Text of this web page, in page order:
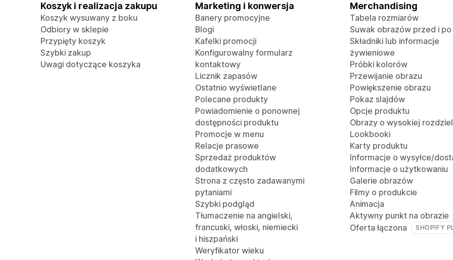
Koszyk i realizacja zakupu
Koszyk wysuwany z boku
Odbiory w sklepie
Przypięty koszyk
Szybki zakup
Uwagi dotyczące koszyka
Marketing i konwersja
Banery promocyjne
Blogi
Kafelki promocji
Konfigurowalny formularz
kontaktowy
Licznik zapasów
Ostatnio wyświetlane
Polecane produkty
Powiadomienie o ponownej
dostępności produktu
Promocje w menu
Relacje prasowe
Sprzedaż produktów
dodatkowych
Strona z często zadawanymi
pytaniami
Szybki podgląd
Tłumaczenie na angielski,
francuski, włoski, niemiecki
i hiszpański
Weryfikator wieku
Merchandising
Tabela rozmiarów
Suwak obrazów przed i po
Składniki lub informacje
żywieniowe
Próbki kolorów
Przewijanie obrazu
Powiększenie obrazu
Pokaz slajdów
Opcje produktu
Obrazy o wysokiej
Lookbooki
Karty produktu
Informacje o wysyłce/
Informacje o użytkowaniu
Galerie obrazów
Filmy o produkcie
Animacja
Aktywny punkt na obrazie
Oferta łączona
SHOPIFY